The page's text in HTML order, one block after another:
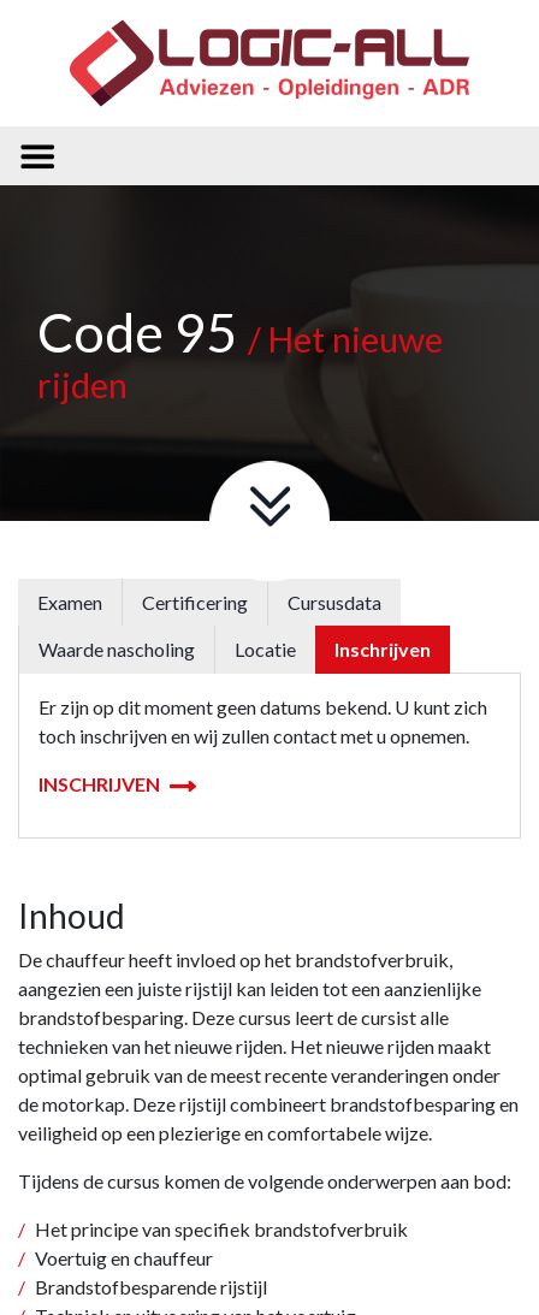
Code 95 / Het nieuwe
rijden
Examen Certificering Cursusdata
Waarde nascholing Locatie Inschrijven
Er zijn op dit moment geen datums bekend. U kunt zich
toch inschrijven en wij zullen contact met u opnemen.
INSCHRIJVEN
Inhoud
De chauffeur heeft invloed op het brandstofverbruik,
aangezien een juiste rijstijl kan leiden tot een aanzienlijke
brandstofbesparing. Deze cursus leert de cursist alle
technieken van het nieuwe rijden. Het nieuwe rijden maakt
optimal gebruik van de meest recente veranderingen onder
de motorkap. Deze rijstijl combineert brandstofbesparing en
veiligheid op een plezierige en comfortabele wijze.
Tijdens de cursus komen de volgende onderwerpen aan bod:
Het principe van specifiek brandstofverbruik
Voertuig en chauffeur
Brandstofbesparende rijstijl